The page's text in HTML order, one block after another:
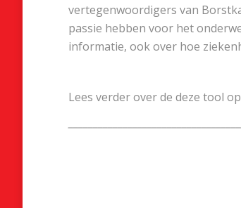
vertegenwoordigers van
passie hebben voor het
informatie, ook over hoe
Lees verder over de deze tool